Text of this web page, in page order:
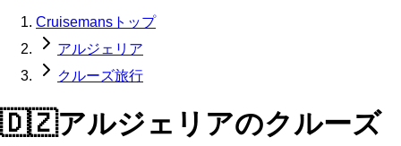
Cruisemansトップ
アルジェリア
クルーズ旅行
🇩🇿アルジェリアのクルーズ